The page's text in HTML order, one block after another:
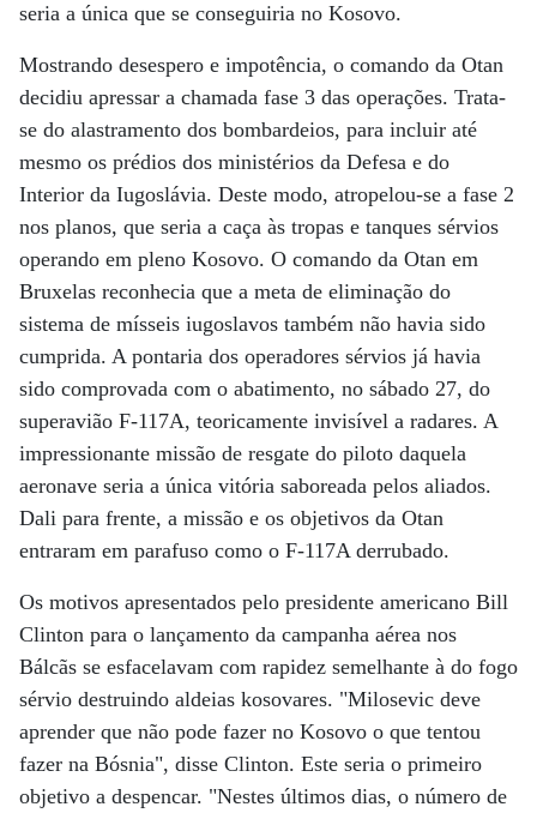
seria a única que se conseguiria no Kosovo.
Mostrando desespero e impotência, o comando da Otan
decidiu apressar a chamada fase 3 das operações. Trata-
se do alastramento dos bombardeios, para incluir até
mesmo os prédios dos ministérios da Defesa e do
Interior da Iugoslávia. Deste modo, atropelou-se a fase 2
nos planos, que seria a caça às tropas e tanques sérvios
operando em pleno Kosovo. O comando da Otan em
Bruxelas reconhecia que a meta de eliminação do
sistema de mísseis iugoslavos também não havia sido
cumprida. A pontaria dos operadores sérvios já havia
sido comprovada com o abatimento, no sábado 27, do
superavião F-117A, teoricamente invisível a radares. A
impressionante missão de resgate do piloto daquela
aeronave seria a única vitória saboreada pelos aliados.
Dali para frente, a missão e os objetivos da Otan
entraram em parafuso como o F-117A derrubado.
Os motivos apresentados pelo presidente americano Bill
Clinton para o lançamento da campanha aérea nos
Bálcãs se esfacelavam com rapidez semelhante à do fogo
sérvio destruindo aldeias kosovares. "Milosevic deve
aprender que não pode fazer no Kosovo o que tentou
fazer na Bósnia", disse Clinton. Este seria o primeiro
objetivo a despencar. "Nestes últimos dias, o número de